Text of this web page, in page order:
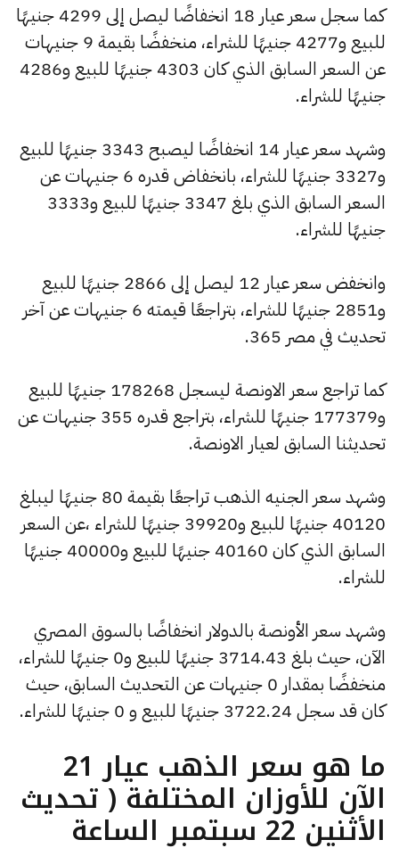
كما سجل سعر عيار 18 انخفاضًا ليصل إلى 4299 جنيهًا
للبيع و4277 جنيهًا للشراء، منخفضًا بقيمة 9 جنيهات
عن السعر السابق الذي كان 4303 جنيهًا للبيع و4286
جنيهًا للشراء.
وشهد سعر عيار 14 انخفاضًا ليصبح 3343 جنيهًا للبيع
و3327 جنيهًا للشراء، بانخفاض قدره 6 جنيهات عن
السعر السابق الذي بلغ 3347 جنيهًا للبيع و3333
جنيهًا للشراء.
وانخفض سعر عيار 12 ليصل إلى 2866 جنيهًا للبيع
و2851 جنيهًا للشراء، بتراجعًا قيمته 6 جنيهات عن آخر
تحديث في مصر 365.
كما تراجع سعر الاونصة ليسجل 178268 جنيهًا للبيع
و177379 جنيهًا للشراء، بتراجع قدره 355 جنيهات عن
تحديثنا السابق لعيار الاونصة.
وشهد سعر الجنيه الذهب تراجعًا بقيمة 80 جنيهًا ليبلغ
40120 جنيهًا للبيع و39920 جنيهًا للشراء ،عن السعر
السابق الذي كان 40160 جنيهًا للبيع و40000 جنيهًا
للشراء.
وشهد سعر الأونصة بالدولار انخفاضًا بالسوق المصري
الآن، حيث بلغ 3714.43 جنيهًا للبيع و0 جنيهًا للشراء،
منخفضًا بمقدار 0 جنيهات عن التحديث السابق، حيث
كان قد سجل 3722.24 جنيهًا للبيع و 0 جنيهًا للشراء.
ما هو سعر الذهب عيار 21
الآن للأوزان المختلفة ( تحديث
الأثنين 22 سبتمبر الساعة